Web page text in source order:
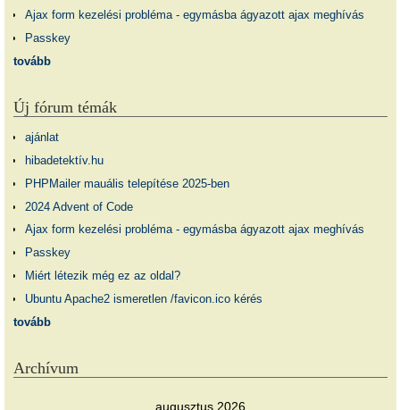
Ajax form kezelési probléma - egymásba ágyazott ajax meghívás
Passkey
tovább
Új fórum témák
ajánlat
hibadetektív.hu
PHPMailer mauális telepítése 2025-ben
2024 Advent of Code
Ajax form kezelési probléma - egymásba ágyazott ajax meghívás
Passkey
Miért létezik még ez az oldal?
Ubuntu Apache2 ismeretlen /favicon.ico kérés
tovább
Archívum
augusztus 2026